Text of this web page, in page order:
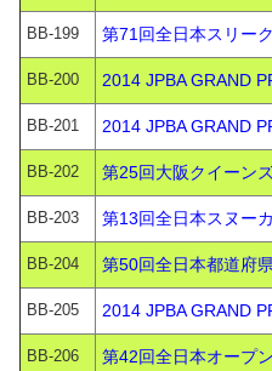
BB-199 第71回全日本スリー
BB-200 2014 JPBA GRAND
BB-201 2014 JPBA GRAND
BB-202 第25回大阪クイーン
BB-203 第13回全日本スヌー
BB-204 第50回全日本都道府
BB-205 2014 JPBA GRAND
BB-206 第42回全日本オープ